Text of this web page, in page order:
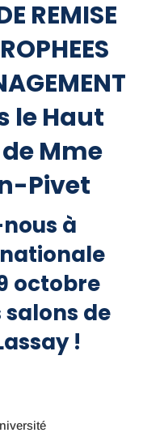
REMISE
le Haut
Mme
Pivet
à
octobre
salons de
!